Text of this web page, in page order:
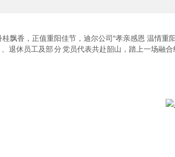
桂飘香，正值重阳佳节，迪尔公司“孝亲感恩 温情
退休员工及部分 党员代表共赴韶山，踏上一场融